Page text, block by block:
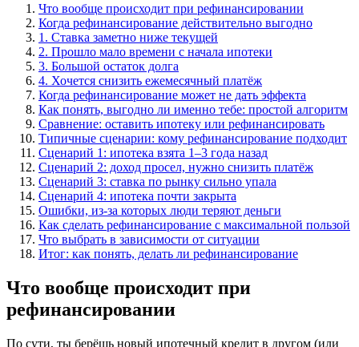
Что вообще происходит при рефинансировании
Когда рефинансирование действительно выгодно
1. Ставка заметно ниже текущей
2. Прошло мало времени с начала ипотеки
3. Большой остаток долга
4. Хочется снизить ежемесячный платёж
Когда рефинансирование может не дать эффекта
Как понять, выгодно ли именно тебе: простой алгоритм
Сравнение: оставить ипотеку или рефинансировать
Типичные сценарии: кому рефинансирование подходит
Сценарий 1: ипотека взята 1–3 года назад
Сценарий 2: доход просел, нужно снизить платёж
Сценарий 3: ставка по рынку сильно упала
Сценарий 4: ипотека почти закрыта
Ошибки, из-за которых люди теряют деньги
Как сделать рефинансирование с максимальной пользой
Что выбрать в зависимости от ситуации
Итог: как понять, делать ли рефинансирование
Что вообще происходит при
рефинансировании
По сути, ты берёшь новый ипотечный кредит в другом (или